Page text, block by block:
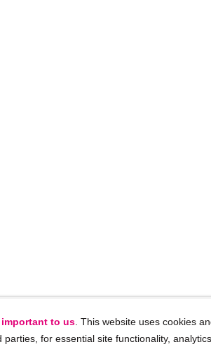
to us . This website uses cookies
parties, for essential site functionality,